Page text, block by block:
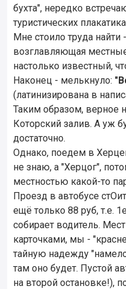
бухта", нередко
туристических
Мне стоило труда найти
возглавляющая
настолько известный,
Наконец - мелькнуло:
(латинизирована в
Таким образом, верное
Которский залив. А уж
достаточно.
Однако, поедем в
не знаю, а "Херцог",
местностью какой-то
Проезд в автобусе
ещё только 88 руб, т.е.
собирает водитель.
карточками, мы -
тайную надежду
там оно будет. Пустой
на второй остановке!),